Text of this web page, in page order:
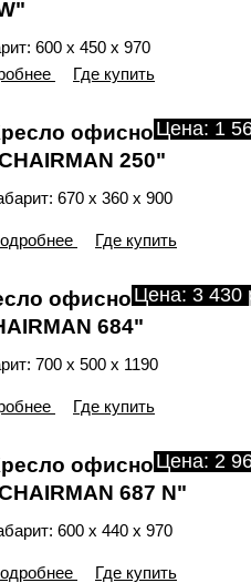
600 х 450 х 970
Где купить
Цена: 1
офисное
250"
670 х 360 х 900
Где купить
Цена: 3 430
офисное
684"
700 х 500 х 1190
Где купить
Цена: 2
офисное
687 N"
600 х 440 х 970
Где купить